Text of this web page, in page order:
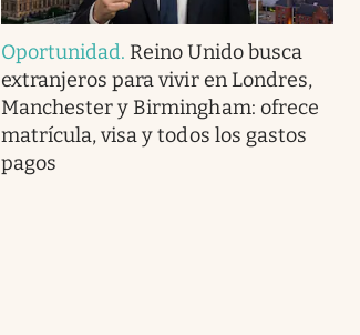
Oportunidad. Reino Unido busca
extranjeros para vivir en Londres,
Manchester y Birmingham: ofrece
matrícula, visa y todos los gastos
pagos